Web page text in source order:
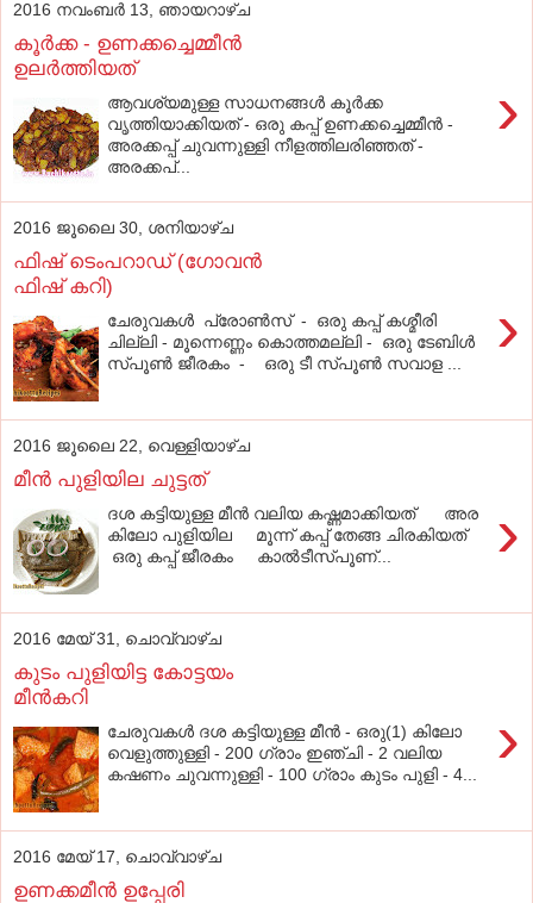
2016 നവംബർ 13, ഞായറാഴ്‌ച
കൂര്‍ക്ക - ഉണക്കച്ചെമ്മീന്‍
ഉലര്‍ത്തിയത്
›
ആവശ്യമുള്ള സാധനങ്ങള്‍ കൂര്‍ക്ക
വൃത്തിയാക്കിയത്‌ - ഒരു കപ്പ്‌ ഉണക്കച്ചെമ്മീന്‍ -
അരക്കപ്പ്‌ ചുവന്നുള്ളി നീളത്തിലരിഞ്ഞത്‌ -
അരക്കപ്...
2016 ജൂലൈ 30, ശനിയാഴ്‌ച
ഫിഷ് ടെംപറാഡ് (ഗോവന്‍
ഫിഷ് കറി)
›
ചേരുവകള്‍ പ്രോണ്‍സ് - ഒരു കപ്പ് കശ്മീരി
ചില്ലി - മൂന്നെണ്ണം കൊത്തമല്ലി - ഒരു ടേബിള്‍
സ്പൂണ്‍ ജീരകം - ഒരു ടീ സ്പൂണ്‍ സവാള ...
2016 ജൂലൈ 22, വെള്ളിയാഴ്‌ച
മീന്‍ പുളിയില ചുട്ടത്
›
ദശ കട്ടിയുള്ള മീന്‍ വലിയ കഷ്ണമാക്കിയത് അര
കിലോ പുളിയില മൂന്ന് കപ്പ് തേങ്ങ ചിരകിയത്
ഒരു കപ്പ് ജീരകം കാല്‍ടീസ്പൂണ്...
2016 മേയ് 31, ചൊവ്വാഴ്ച
കുടം പുളിയിട്ട കോട്ടയം
മീന്‍കറി
›
ചേരുവകള്‍ ദശ കട്ടിയുള്ള മീൻ - ഒരു(1) കിലോ
വെളുത്തുള്ളി - 200 ഗ്രാം ഇഞ്ചി - 2 വലിയ
കഷണം ചുവന്നുള്ളി - 100 ഗ്രാം കുടം പുളി - 4...
2016 മേയ് 17, ചൊവ്വാഴ്ച
ഉണക്കമീന്‍ ഉപ്പേരി